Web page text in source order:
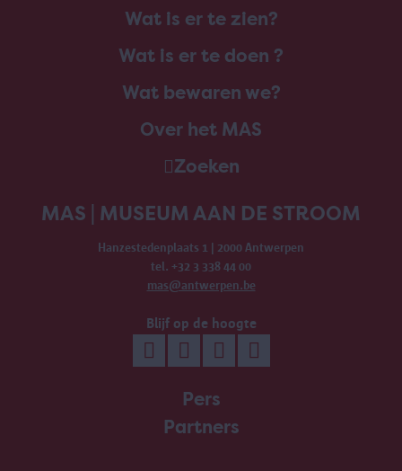
Wat is er te zien?
Wat is er te doen ?
Wat bewaren we?
Over het MAS
Zoeken
MAS | MUSEUM AAN DE STROOM
Hanzestedenplaats 1 | 2000 Antwerpen
tel. +32 3 338 44 00
mas@antwerpen.be
Blijf op de hoogte
Pers
Partners